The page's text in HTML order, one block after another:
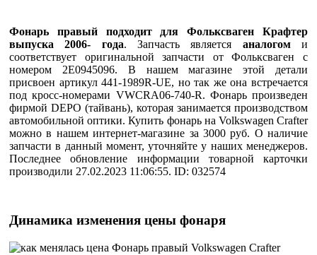
Фонарь правый подходит для Фольксваген Крафтер
выпуска 2006- года. Запчасть является аналогоми
соответствует оригинальной запчасти от Фольксваген с
номером 2E0945096. В нашем магазине этой детали
присвоен артикул 441-1989R-UE, но так же она встречается
под кросс-номерами VWCRA06-740-R. Фонарь произведен
фирмой DEPO (тайвань), которая занимается производством
автомобильной оптики. Купить фонарь на Volkswagen Crafter
можно в нашем интернет-магазине за 3000 руб. О наличие
запчасти в данный момент, уточняйте у наших менеджеров.
Последнее обновление информации товарной карточки
производили 27.02.2023 11:06:55. ID: 032574
Динамика изменения цены фонаря